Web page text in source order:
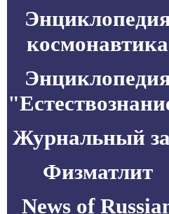
космонавтика
Журнальный
Физматлит
News of